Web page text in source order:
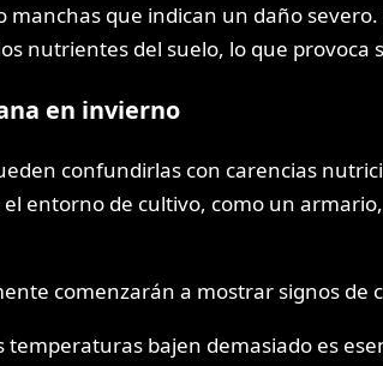
que indican un daño
nutrientes del suelo, lo que provoca
en invierno
confundirlas con carencias
entorno de cultivo, como un
comenzarán a mostrar signos
bajen demasiado es